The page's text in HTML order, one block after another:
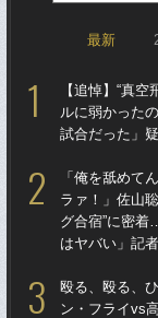
最新
【追悼】“真
ルに弱かった
試合だった」
「俺を舐めて
ラァ！」佐山
グ合宿”に密
はヤバい」記
殴る、殴る、
ン・フライvs